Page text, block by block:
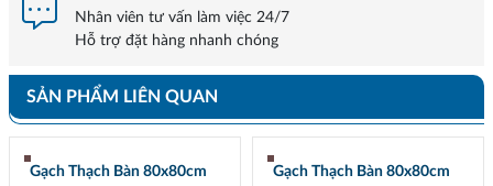
Nhân viên tư vấn làm việc 24/7
Hỗ trợ đặt hàng nhanh chóng
SẢN PHẨM LIÊN QUAN
Gạch Thạch Bàn 80x80cm
Gạch Thạch Bàn 80x80cm